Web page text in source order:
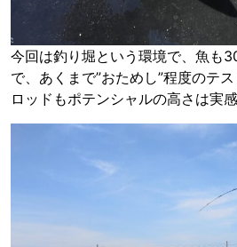
今回は釣り堀という環境で、魚も
で、あくまで”おためし”程度のテ
ロッドもポテンシャルの高さは実感